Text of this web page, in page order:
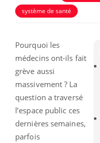
système de santé
Pourquoi les
médecins ont-ils fait
grève aussi
massivement ? La
question a traversé
l’espace public ces
dernières semaines,
parfois